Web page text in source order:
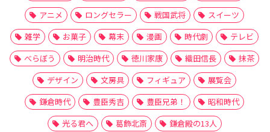
アニメ
ロングセラー 戦国武将
スイーツ
雑学
お菓子 幕末 漫画 時代劇
テレビ
べらぼう
明治時代 徳川家康 織田信長
抹茶
デザイン
文房具 フィギュア
展覧会
鎌倉時代
豊臣秀吉 豊臣兄弟！
昭和時代
光る君へ
葛飾北斎 鎌倉殿の13人